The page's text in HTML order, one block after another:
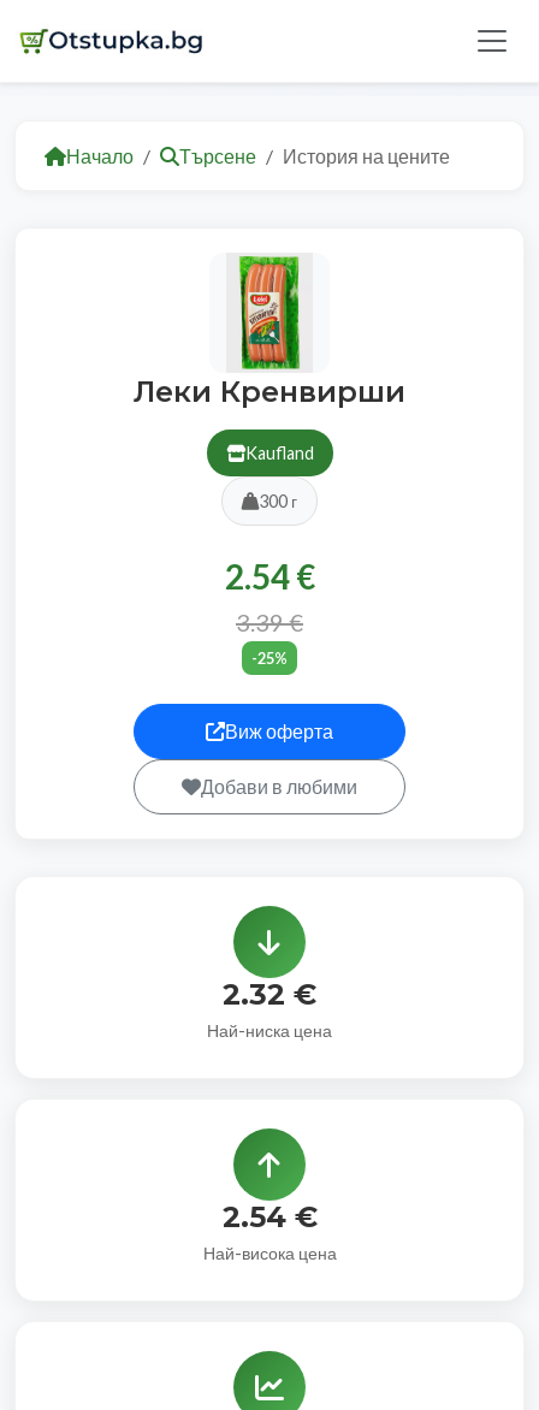
Начало Търсене История на цените
Леки Кренвирши
Kaufland
300 г
2.54 €
3.39 €
-25%
Виж оферта
Добави в любими
2.32 €
Най-ниска цена
2.54 €
Най-висока цена